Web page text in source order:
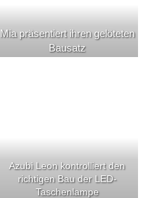
Mia präsentiert ihren gelöteten
Bausatz
Azubi Leon kontrolliert den
richtigen Bau der LED-
Taschenlampe